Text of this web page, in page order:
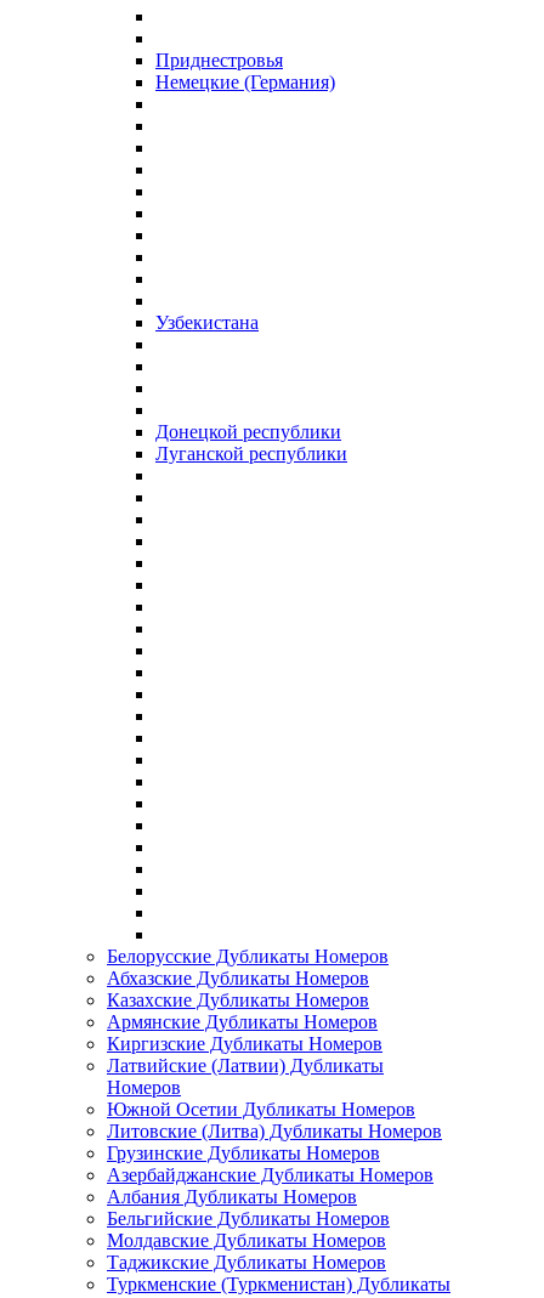
Приднестровья
Немецкие (Германия)
Узбекистана
Донецкой республики
Луганской республики
Белорусские Дубликаты Номеров
Абхазские Дубликаты Номеров
Казахские Дубликаты Номеров
Армянские Дубликаты Номеров
Киргизские Дубликаты Номеров
Латвийские (Латвии) Дубликаты
Номеров
Южной Осетии Дубликаты Номеров
Литовские (Литва) Дубликаты Номеров
Грузинские Дубликаты Номеров
Азербайджанские Дубликаты Номеров
Албания Дубликаты Номеров
Бельгийские Дубликаты Номеров
Молдавские Дубликаты Номеров
Таджикские Дубликаты Номеров
Туркменские (Туркменистан) Дубликаты